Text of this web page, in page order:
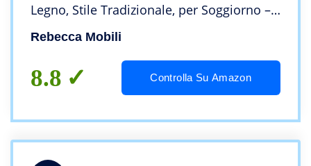
Legno, Stile Tradizionale, per Soggiorno –
Misure 101 x 109 x 26 cm (HxLxP) – RE4800
Rebecca Mobili
8.8 Controlla Su Amazon